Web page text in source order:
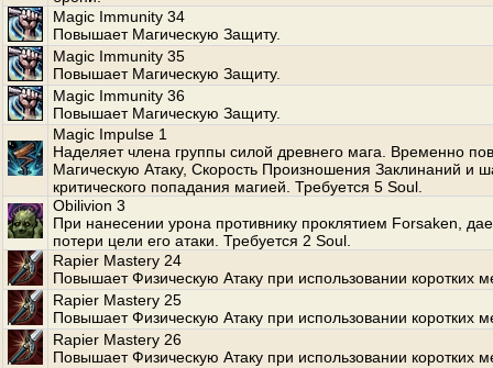
Magic Immunity 34
Повышает Магическую Защиту.
Magic Immunity 35
Повышает Магическую Защиту.
Magic Immunity 36
Повышает Магическую Защиту.
Magic Impulse 1
Наделяет члена группы силой древнего мага. Временно
Магическую Атаку, Скорость Произношения Заклинаний и
критического попадания магией. Требуется 5 Soul.
Obilivion 3
При нанесении урона противнику проклятием Forsaken,
потери цели его атаки. Требуется 2 Soul.
Rapier Mastery 24
Повышает Физическую Атаку при использовании коротких
Rapier Mastery 25
Повышает Физическую Атаку при использовании коротких
Rapier Mastery 26
Повышает Физическую Атаку при использовании коротких